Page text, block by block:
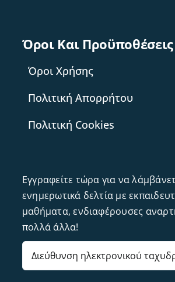
Όροι Και Προϋποθέσεις
Όροι Χρήσης
Πολιτική Απορρήτου
Πολιτική Cookies
Εγγραφείτε τώρα για να
ενημερωτικά δελτία με
μαθήματα, ενδιαφέρουσες
πολλά άλλα!
Email